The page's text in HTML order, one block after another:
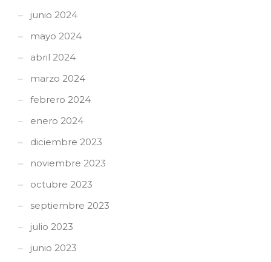
junio 2024
mayo 2024
abril 2024
marzo 2024
febrero 2024
enero 2024
diciembre 2023
noviembre 2023
octubre 2023
septiembre 2023
julio 2023
junio 2023